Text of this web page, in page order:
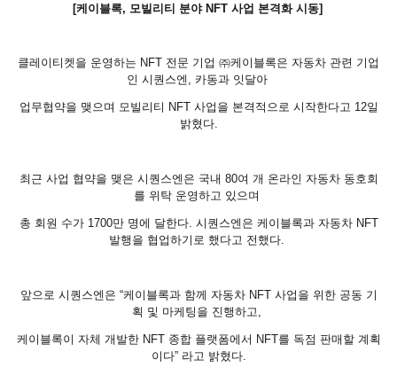
[케이블록, 모빌리티 분야 NFT 사업 본격화 시동]
클레이티켓을 운영하는 NFT 전문 기업 ㈜케이블록은 자동차 관련 기업
인 시퀀스엔, 카동과 잇달아
업무협약을 맺으며 모빌리티 NFT 사업을 본격적으로 시작한다고 12일
밝혔다.
최근 사업 협약을 맺은 시퀀스엔은 국내 80여 개 온라인 자동차 동호회
를 위탁 운영하고 있으며
총 회원 수가 1700만 명에 달한다. 시퀀스엔은 케이블록과 자동차 NFT
발행을 협업하기로 했다고 전했다.
앞으로 시퀀스엔은 “케이블록과 함께 자동차 NFT 사업을 위한 공동 기
획 및 마케팅을 진행하고,
케이블록이 자체 개발한 NFT 종합 플랫폼에서 NFT를 독점 판매할 계획
이다” 라고 밝혔다.